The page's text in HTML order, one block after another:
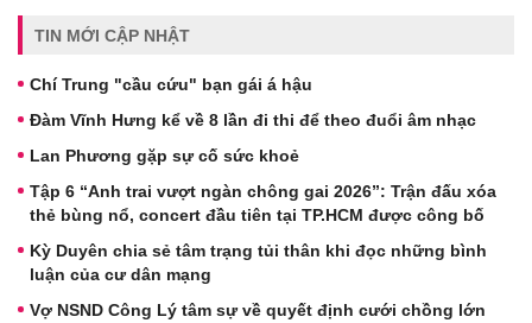
TIN MỚI CẬP NHẬT
Chí Trung "cầu cứu" bạn gái á hậu
Đàm Vĩnh Hưng kể về 8 lần đi thi để theo đuổi âm nhạc
Lan Phương gặp sự cố sức khoẻ
Tập 6 “Anh trai vượt ngàn chông gai 2026”: Trận đấu xóa
thẻ bùng nổ, concert đầu tiên tại TP.HCM được công bố
Kỳ Duyên chia sẻ tâm trạng tủi thân khi đọc những bình
luận của cư dân mạng
Vợ NSND Công Lý tâm sự về quyết định cưới chồng lớn